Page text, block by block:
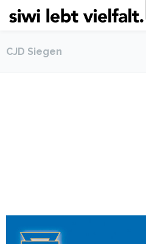
CJD Siegen